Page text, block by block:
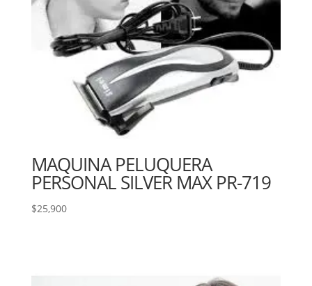
MAQUINA PELUQUERA
PERSONAL SILVER MAX PR-719
$25,900